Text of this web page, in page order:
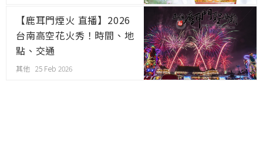
【鹿耳門煙火 直播】2026
台南高空花火秀！時間、地
點、交通
其他 25 Feb 2026